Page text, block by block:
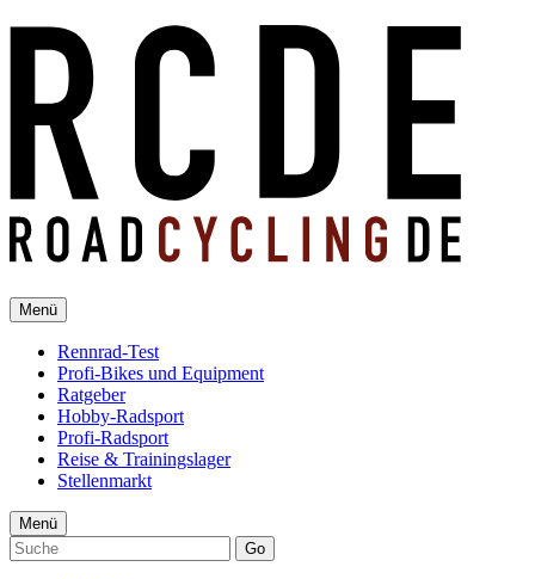
Menü
Rennrad-Test
Profi-Bikes und Equipment
Ratgeber
Hobby-Radsport
Profi-Radsport
Reise & Trainingslager
Stellenmarkt
Menü
Go